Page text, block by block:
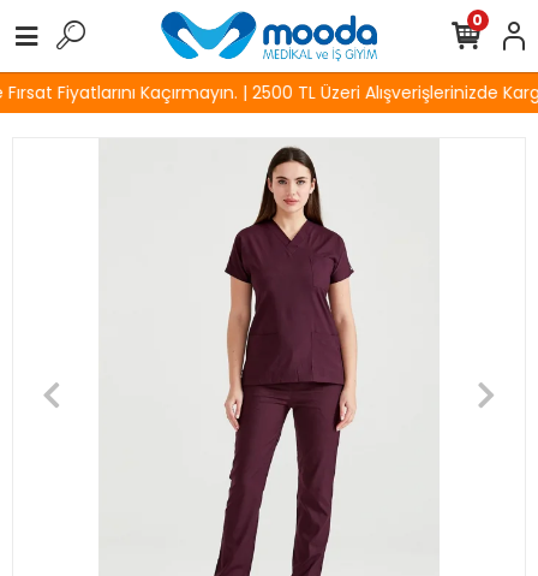
Fiyatlarını Kaçırmayın. | 2500 TL Üzeri Alışverişlerinizde
0